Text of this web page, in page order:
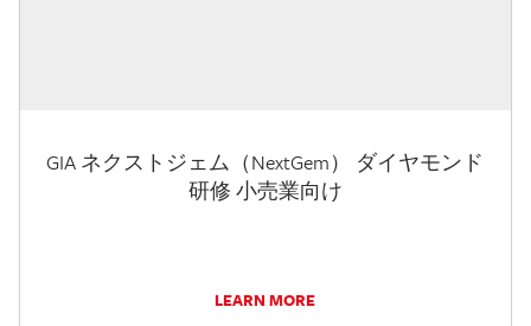
GIA ネクストジェム（NextGem） ダイヤモンド
研修 小売業向け
LEARN MORE